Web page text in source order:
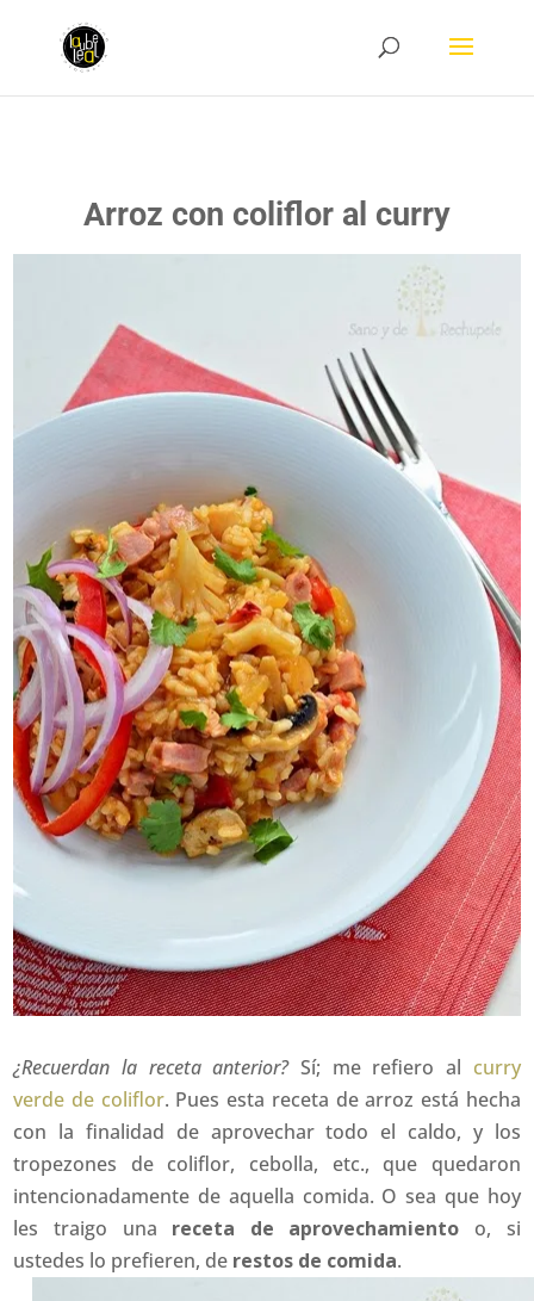
Arroz con coliflor al curry
¿Recuerdan la receta anterior?Sí; me refiero al curry
verde de coliflor. Pues esta receta de arroz está hecha
con la finalidad de aprovechar todo el caldo, y los
tropezones de coliflor, cebolla, etc., que quedaron
intencionadamente de aquella comida. O sea que hoy
les traigo una receta de aprovechamiento o, si
ustedes lo prefieren, de restos de comida.